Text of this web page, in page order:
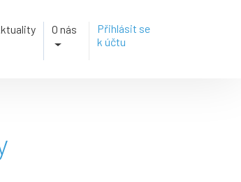
O nás
Přihlásit se
k účtu